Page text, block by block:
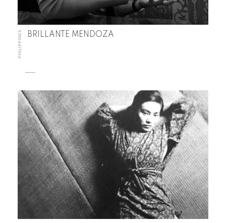
PHILIPPINES BRILLANTE MENDOZA